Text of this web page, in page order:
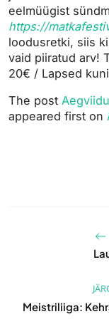
eelmüügist
https://
loodusretki, siis
vaid piiratud arv!
20€ / Lapsed kuni
The post
appeared first on
Meistriliiga: